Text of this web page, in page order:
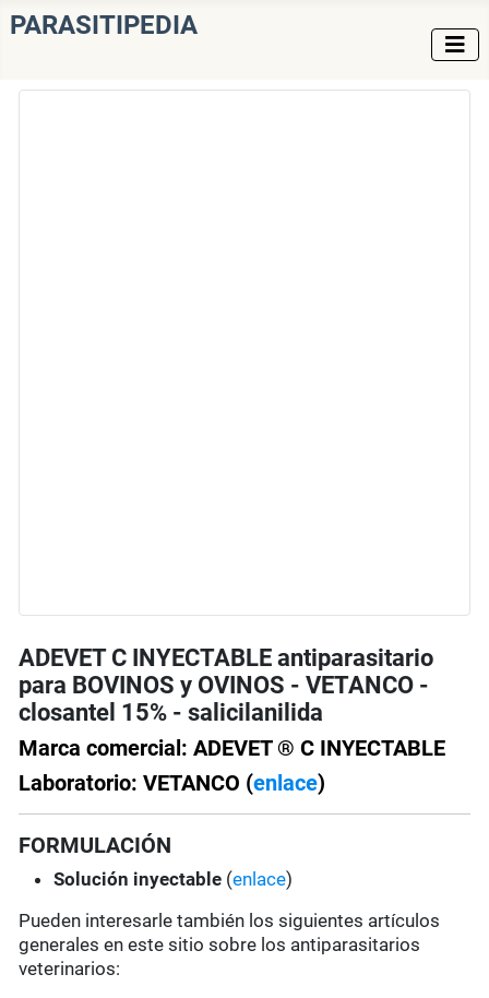
PARASITIPEDIA
ADEVET C INYECTABLE antiparasitario
para BOVINOS y OVINOS - VETANCO -
closantel 15% - salicilanilida
Marca comercial: ADEVET ® C INYECTABLE
Laboratorio: VETANCO (enlace)
FORMULACIÓN
Solución inyectable (enlace)
Pueden interesarle también los siguientes artículos
generales en este sitio sobre los antiparasitarios
veterinarios: